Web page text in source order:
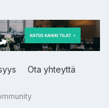
Ota yhteyttä